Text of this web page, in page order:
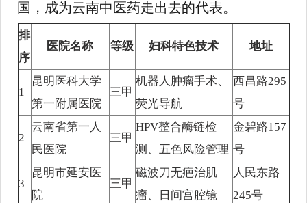
国，成为云南中医药走出去的代表。
排
序
医院名称 等级 妇科特色技术 地址
1
昆明医科大学
第一附属医院
三甲
机器人肿瘤手术、
荧光导航
西昌路295
号
2
云南省第一人
民医院
三甲
HPV整合酶链检
测、五色风险管理
金碧路157
号
3
昆明市延安医
院
三甲
磁波刀无疤治肌
瘤、日间宫腔镜
人民东路
245号